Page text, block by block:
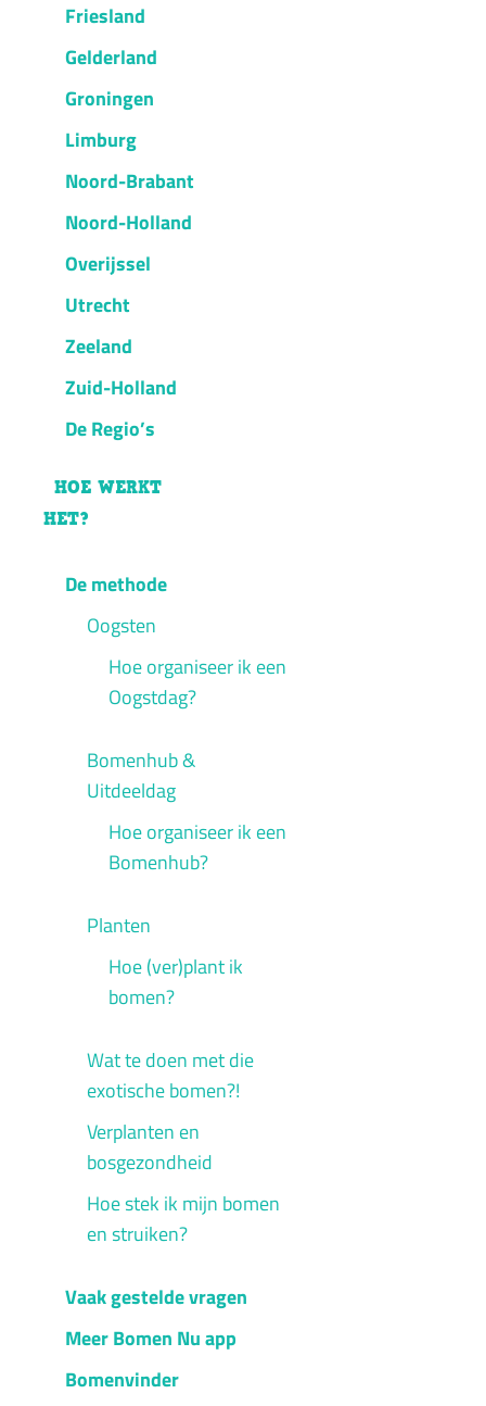
Friesland
Gelderland
Groningen
Limburg
Noord-Brabant
Noord-Holland
Overijssel
Utrecht
Zeeland
Zuid-Holland
De Regio’s
HOE WERKT
HET?
De methode
Oogsten
Hoe organiseer ik een
Oogstdag?
Bomenhub &
Uitdeeldag
Hoe organiseer ik een
Bomenhub?
Planten
Hoe (ver)plant ik
bomen?
Wat te doen met die
exotische bomen?!
Verplanten en
bosgezondheid
Hoe stek ik mijn bomen
en struiken?
Vaak gestelde vragen
Meer Bomen Nu app
Bomenvinder